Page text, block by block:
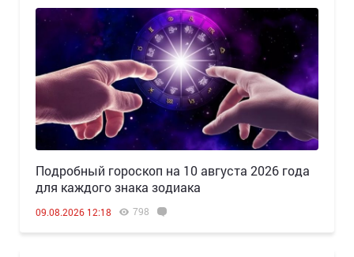
Подробный гороскоп на 10 августа 2026 года
для каждого знака зодиака
09.08.2026 12:18 798